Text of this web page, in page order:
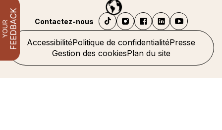
AccessibilitéPolitique de confidentialitéPresse
Gestion des cookiesPlan du site
Contactez-nous